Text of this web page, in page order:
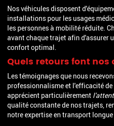
Nos véhicules disposent
installations pour les usages
les personnes à mobilité réduite.
avant chaque trajet afin d'assurer
confort optimal.
Quels retours font nos
Les témoignages que nous
professionnalisme et l'efficacité
apprécient particulièrement
qualité constante de nos trajets,
notre expertise en transport